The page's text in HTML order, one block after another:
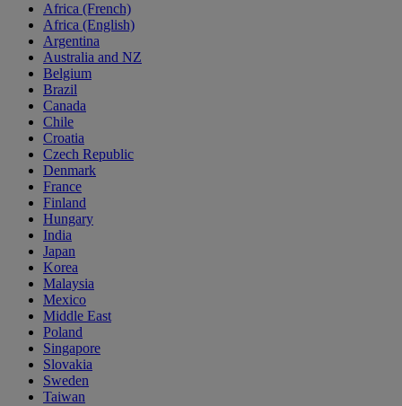
Africa (French)
Africa (English)
Argentina
Australia and NZ
Belgium
Brazil
Canada
Chile
Croatia
Czech Republic
Denmark
France
Finland
Hungary
India
Japan
Korea
Malaysia
Mexico
Middle East
Poland
Singapore
Slovakia
Sweden
Taiwan